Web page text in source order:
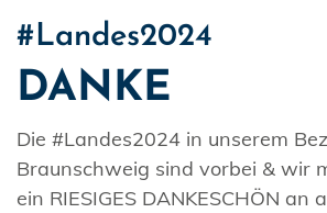
#Landes2024
DANKE
Die #Landes2024 in unserem
Braunschweig sind vorbei & wir
ein RIESIGES DANKESCHÖN an